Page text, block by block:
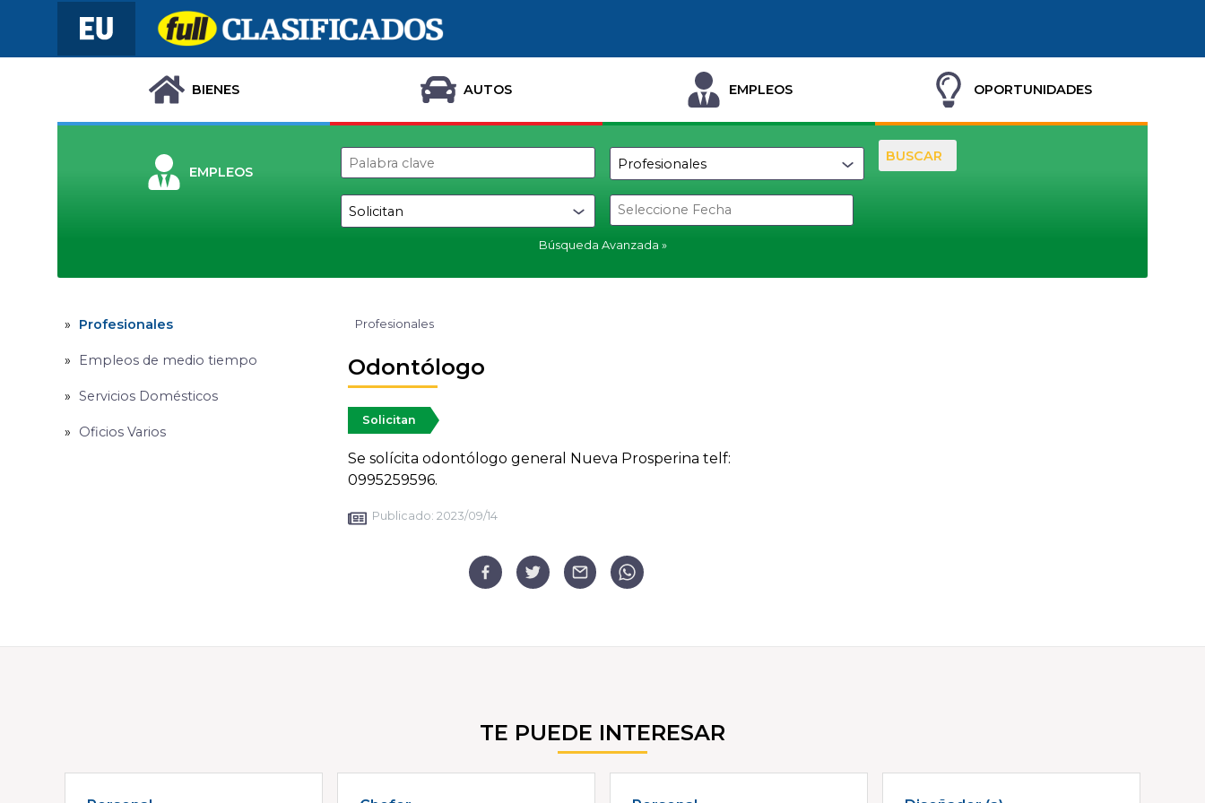
BIENES AUTOS EMPLEOS OPORTUNIDADES
EMPLEOS
Búsqueda Avanzada
BUSCAR
Profesionales
Empleos de medio tiempo
Servicios Domésticos
Oficios Varios
Profesionales
Odontólogo
Solicitan
Se solícita odontólogo general Nueva Prosperina telf:
0995259596.
Publicado: 2023/09/14
TE PUEDE INTERESAR